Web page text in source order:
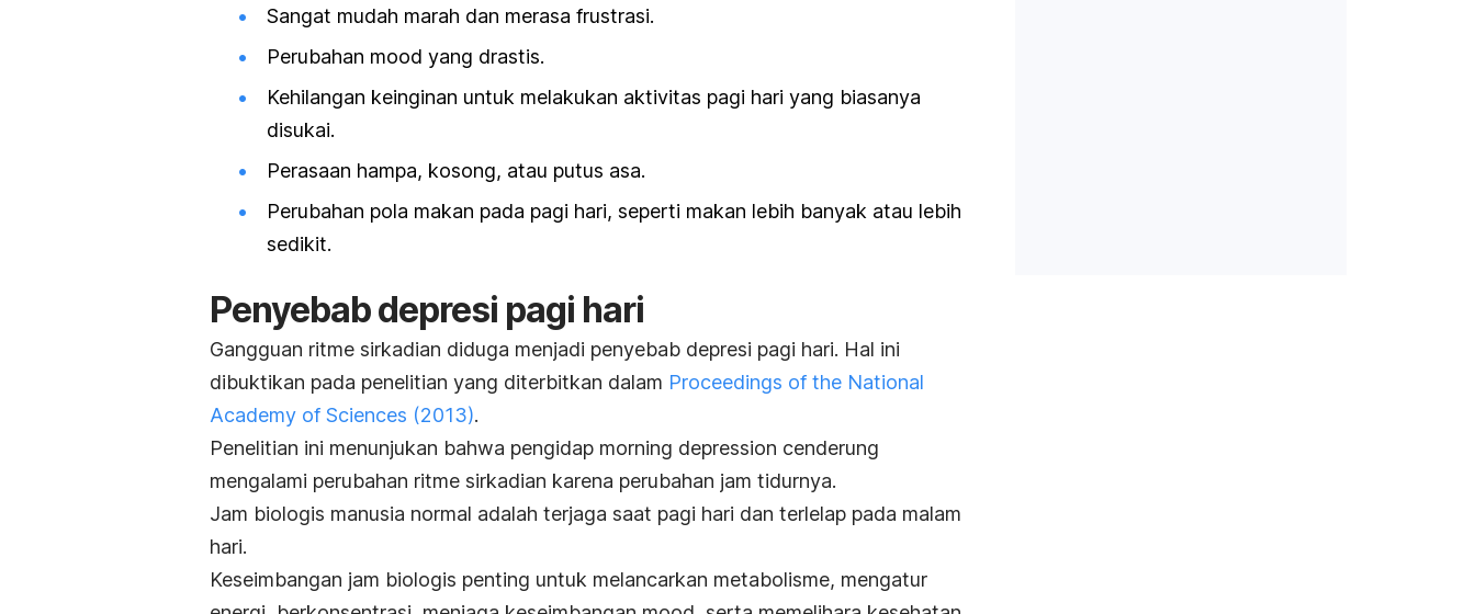
Sangat mudah marah dan merasa frustrasi.
Perubahan mood yang drastis.
Kehilangan keinginan untuk melakukan aktivitas pagi hari yang biasanya
disukai.
Perasaan hampa, kosong, atau putus asa.
Perubahan pola makan pada pagi hari, seperti makan lebih banyak atau lebih
sedikit.
Penyebab depresi pagi hari
Gangguan ritme sirkadian diduga menjadi penyebab depresi pagi hari. Hal ini
dibuktikan pada penelitian yang diterbitkan dalam Proceedings of the National
Academy of Sciences (2013).
Penelitian ini menunjukan bahwa pengidap morning depression cenderung
mengalami perubahan ritme sirkadian karena perubahan jam tidurnya.
Jam biologis manusia normal adalah terjaga saat pagi hari dan terlelap pada malam
hari.
Keseimbangan jam biologis penting untuk melancarkan metabolisme, mengatur